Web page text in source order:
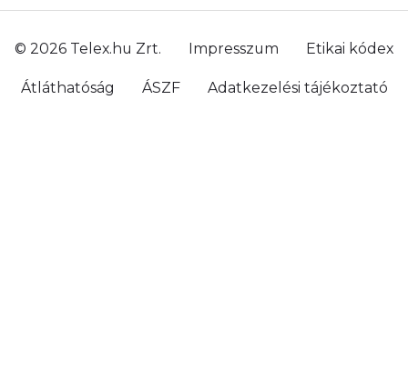
© 2026 Telex.hu Zrt. Impresszum Etikai kódex
Átláthatóság ÁSZF Adatkezelési tájékoztató